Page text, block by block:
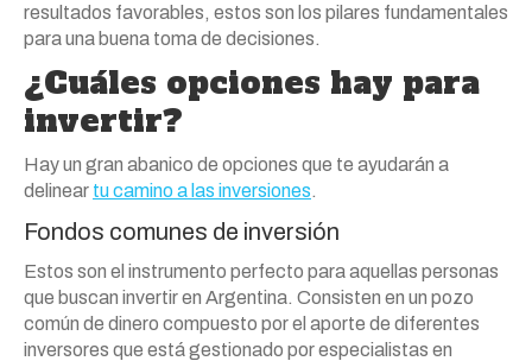
resultados favorables, estos son los pilares fundamentales
para una buena toma de decisiones.
¿Cuáles opciones hay para
invertir?
Hay un gran abanico de opciones que te ayudarán a
delinear tu camino a las inversiones.
Fondos comunes de inversión
Estos son el instrumento perfecto para aquellas personas
que buscan invertir en Argentina. Consisten en un pozo
común de dinero compuesto por el aporte de diferentes
inversores que está gestionado por especialistas en